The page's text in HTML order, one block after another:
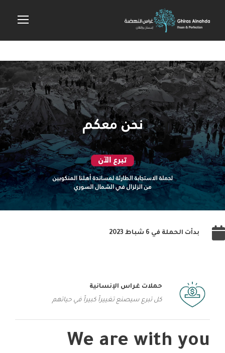
بدأت الحملة في 6 شباط 2023
حملات غراس الإنسانية
كل تبرع سيصنع تغييراً كبيراً في حياتهم
We are with you